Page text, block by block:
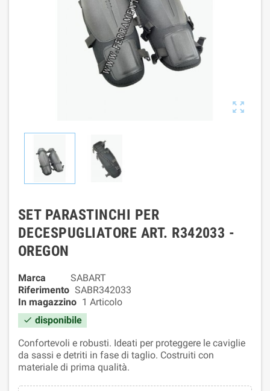

SET PARASTINCHI PER
DECESPUGLIATORE ART. R342033 -
OREGON
Marca
SABART
Riferimento SABR342033
In magazzino 1 Articolo
 disponibile
Confortevoli e robusti. Ideati per proteggere le caviglie
da sassi e detriti in fase di taglio. Costruiti con
materiale di prima qualità.